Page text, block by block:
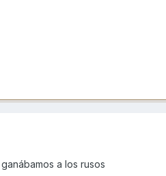
a los rusos